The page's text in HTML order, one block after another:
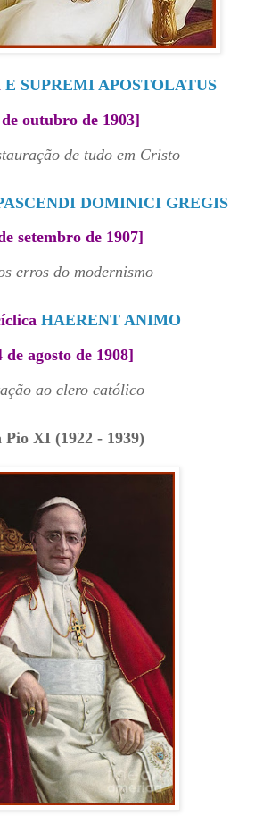
E SUPREMI APOSTOLATUS
outubro de 1903]
de tudo em Cristo
DOMINICI GREGIS
setembro de 1907]
erros do modernismo
HAERENT ANIMO
de agosto de 1908]
ao clero católico
Pio XI (1922 - 1939)